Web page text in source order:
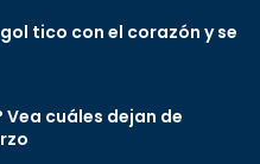
tico con el corazón y se
cuáles dejan de